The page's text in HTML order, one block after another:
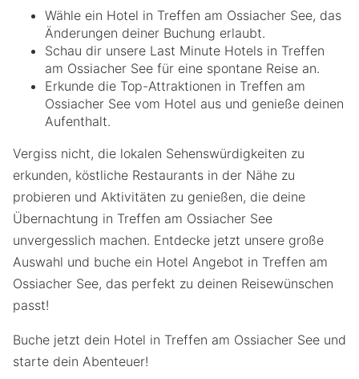
Wähle ein Hotel in Treffen am Ossiacher See, das
Änderungen deiner Buchung erlaubt.
Schau dir unsere Last Minute Hotels in Treffen
am Ossiacher See für eine spontane Reise an.
Erkunde die Top-Attraktionen in Treffen am
Ossiacher See vom Hotel aus und genieße deinen
Aufenthalt.
Vergiss nicht, die lokalen Sehenswürdigkeiten zu
erkunden, köstliche Restaurants in der Nähe zu
probieren und Aktivitäten zu genießen, die deine
Übernachtung in Treffen am Ossiacher See
unvergesslich machen. Entdecke jetzt unsere große
Auswahl und buche ein Hotel Angebot in Treffen am
Ossiacher See, das perfekt zu deinen Reisewünschen
passt!
Buche jetzt dein Hotel in Treffen am Ossiacher See und
starte dein Abenteuer!